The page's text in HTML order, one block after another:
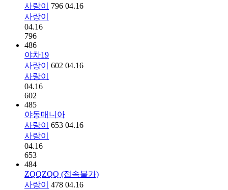
사랑이
796 04.16
사랑이
04.16
796
486
야차19
사랑이
602 04.16
사랑이
04.16
602
485
야동매니아
사랑이
653 04.16
사랑이
04.16
653
484
ZQQZQQ (접속불가)
사랑이
478 04.16